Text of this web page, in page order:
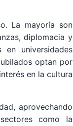
La mayoría son
diplomacia y
en universidades
optan por
en la cultura
aprovechando
como la